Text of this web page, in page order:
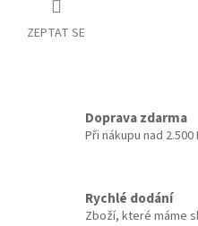
ZEPTAT SE
Doprava zdarma
Při nákupu nad
Rychlé dodání
Zboží, které máme